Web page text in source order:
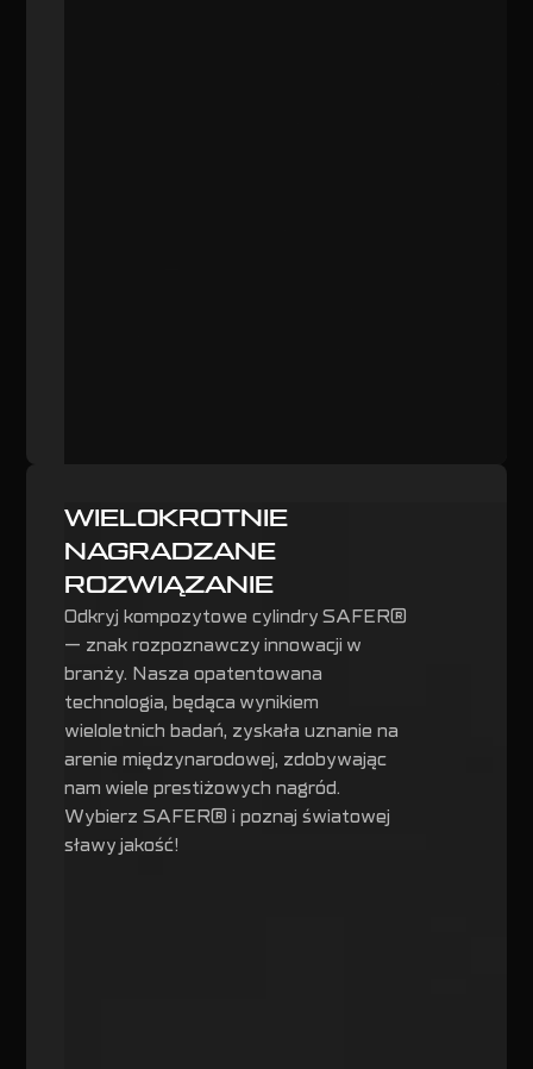
WIELOKROTNIE
NAGRADZANE
ROZWIĄZANIE
Odkryj kompozytowe cylindry SAFER®
— znak rozpoznawczy innowacji w
branży. Nasza opatentowana
technologia, będąca wynikiem
wieloletnich badań, zyskała uznanie na
arenie międzynarodowej, zdobywając
nam wiele prestiżowych nagród.
Wybierz SAFER® i poznaj światowej
sławy jakość!